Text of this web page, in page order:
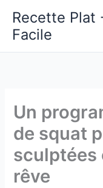
contenu
Recette Plat
Facile
Un
de squat
sculptées
rêve